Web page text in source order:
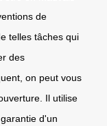
de
telles tâches qui
des
on peut vous
Il utilise
d'un